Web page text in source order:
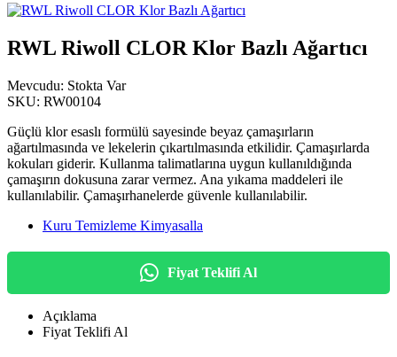
RWL Riwoll CLOR Klor Bazlı Ağartıcı
Mevcudu: Stokta Var
SKU: RW00104
Güçlü klor esaslı formülü sayesinde beyaz çamaşırların
ağartılmasında ve lekelerin çıkartılmasında etkilidir. Çamaşırlarda
kokuları giderir. Kullanma talimatlarına uygun kullanıldığında
çamaşırın dokusuna zarar vermez. Ana yıkama maddeleri ile
kullanılabilir. Çamaşırhanelerde güvenle kullanılabilir.
Kuru Temizleme Kimyasalla
Fiyat Teklifi Al
Açıklama
Fiyat Teklifi Al